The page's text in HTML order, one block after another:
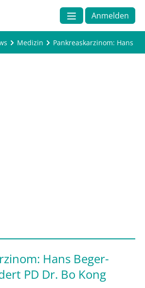
Anmelden
Medizin Pankreaskarzinom: Hans
Hans Beger-
PD Dr. Bo Kong